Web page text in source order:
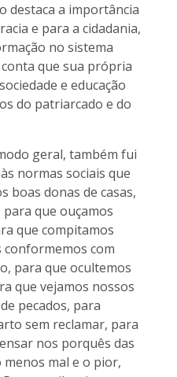
destaca a importância
e para a cidadania,
no sistema
que sua própria
e educação
do patriarcado e do
geral, também fui
normas sociais que
boas donas de casas,
que ouçamos
que compitamos
com
para que ocultemos
que vejamos nossos
pecados, para
sem reclamar, para
nos porquês das
menos mal e o pior,